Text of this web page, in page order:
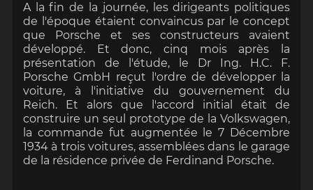
A la fin de la journée, les dirigeants politiques
de l'époque étaient convaincus par le concept
que Porsche et ses constructeurs avaient
développé. Et donc, cinq mois après la
présentation de l'étude, le Dr Ing. H.C. F.
Porsche GmbH reçut l'ordre de développer la
voiture, à l'initiative du gouvernement du
Reich. Et alors que l'accord initial était de
construire un seul prototype de la Volkswagen,
la commande fut augmentée le 7 Décembre
1934 à trois voitures, assemblées dans le garage
de la résidence privée de Ferdinand Porsche.